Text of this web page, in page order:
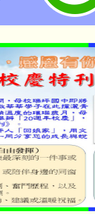
祭」